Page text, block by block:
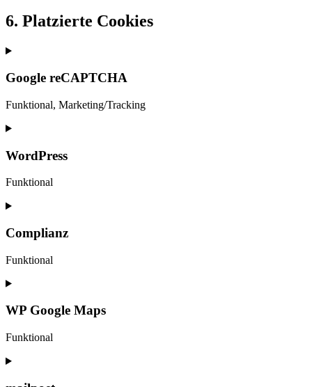
6. Platzierte Cookies
Google reCAPTCHA
Funktional, Marketing/Tracking
Consent
service
recaptcha
WordPress
Funktional
Consent
service
wordpress
Complianz
Funktional
Consent
service
WP Google Maps
Funktional
Consent